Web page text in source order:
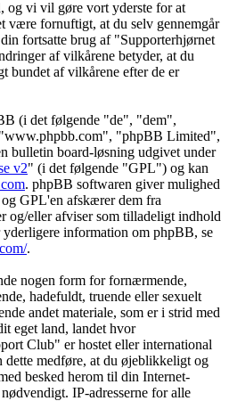
og vi vil gøre vort yderste for at
være fornuftigt, at du selv gennemgår
fortsatte brug af "Supporterhjørnet
af vilkårene betyder, at du
bundet af vilkårene efter de er
(i det følgende "de", "dem",
"phpBB Limited",
bulletin board-løsning udgivet under
v2" (i det følgende "GPL") og kan
. phpBB softwaren giver mulighed
og GPL'en afskærer dem fra
og/eller afviser som tilladeligt indhold
information om phpBB, se
.
nogen form for fornærmende,
hadefuldt, truende eller sexuelt
andet materiale, som er i strid med
eget land, landet hvor
Club" er hostet eller international
medføre, at du øjeblikkeligt og
besked herom til din Internet-
IP-adresserne for alle